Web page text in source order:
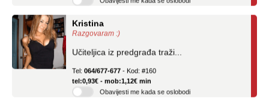
Razgovaram :)
tel:0,93€ - mob:1,12€ min
Obavijesti me kada se oslobodi